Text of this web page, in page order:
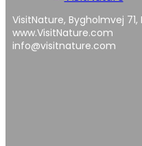
VisitNature, Bygholmvej
www.VisitNature.com
info@visitnature.com